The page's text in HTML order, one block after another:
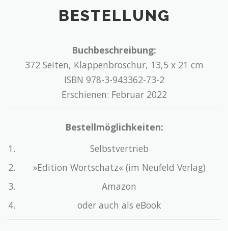
BESTELLUNG
Buchbeschreibung:
372 Seiten, Klappenbroschur, 13,5 x 21 cm
ISBN 978-3-943362-73-2
Erschienen: Februar 2022
Bestellmöglichkeiten:
Selbstvertrieb
»Edition Wortschatz« (im Neufeld Verlag)
Amazon
oder auch als eBook